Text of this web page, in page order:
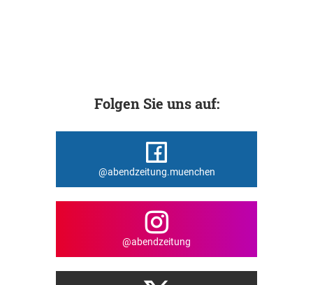
Folgen Sie uns auf:
@abendzeitung.muenchen
@abendzeitung